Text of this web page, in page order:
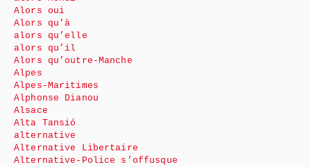
Alors oui
Alors qu’à
alors qu’elle
alors qu’il
Alors qu’outre-Manche
Alpes
Alpes-Maritimes
Alphonse Dianou
Alsace
Alta Tansió
alternative
Alternative Libertaire
Alternative-Police s’offusque